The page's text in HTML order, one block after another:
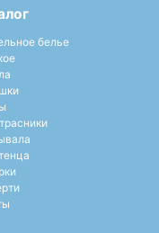
белье